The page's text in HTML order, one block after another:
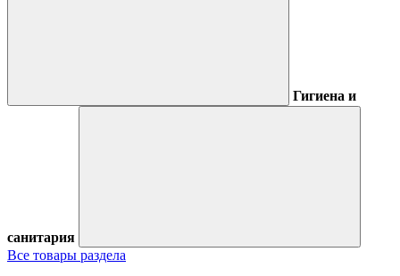
Гигиена и
санитария
Все товары раздела